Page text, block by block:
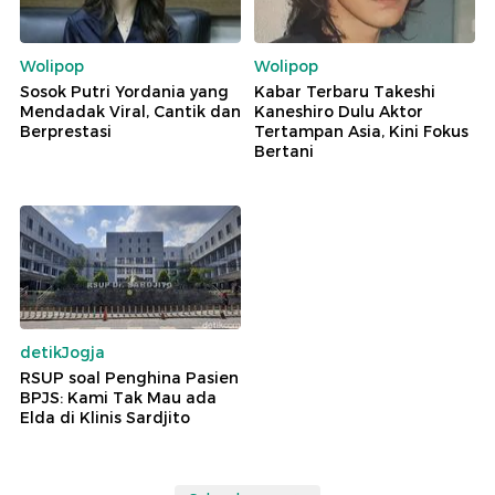
Wolipop
Sosok Putri Yordania yang
Mendadak Viral, Cantik dan
Berprestasi
Wolipop
Kabar Terbaru Takeshi
Kaneshiro Dulu Aktor
Tertampan Asia, Kini Fokus
Bertani
detikJogja
RSUP soal Penghina Pasien
BPJS: Kami Tak Mau ada
Elda di Klinis Sardjito